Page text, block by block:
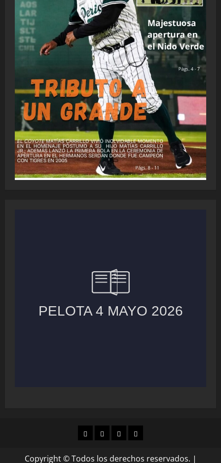
MUNICIPIOS
LOCALES
NACIONAL
COLUMNAS
Copyright © Todos los derechos reservados. |